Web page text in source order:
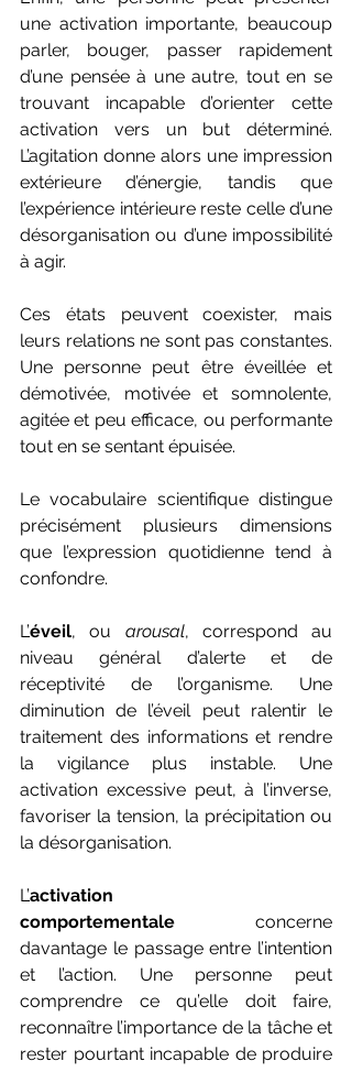
une activation importante, beaucoup
parler, bouger, passer rapidement
d’une pensée à une autre, tout en se
trouvant incapable d’orienter cette
activation vers un but déterminé.
L’agitation donne alors une impression
extérieure d’énergie, tandis que
l’expérience intérieure reste celle d’une
désorganisation ou d’une impossibilité
à agir.
Ces états peuvent coexister, mais
leurs relations ne sont pas constantes.
Une personne peut être éveillée et
démotivée, motivée et somnolente,
agitée et peu efficace, ou performante
tout en se sentant épuisée.
Le vocabulaire scientifique distingue
précisément plusieurs dimensions
que l’expression quotidienne tend à
confondre.
L’éveil, ou arousal, correspond au
niveau général d’alerte et de
réceptivité de l’organisme. Une
diminution de l’éveil peut ralentir le
traitement des informations et rendre
la vigilance plus instable. Une
activation excessive peut, à l’inverse,
favoriser la tension, la précipitation ou
la désorganisation.
L’activation
comportementale concerne
davantage le passage entre l’intention
et l’action. Une personne peut
comprendre ce qu’elle doit faire,
reconnaître l’importance de la tâche et
rester pourtant incapable de produire